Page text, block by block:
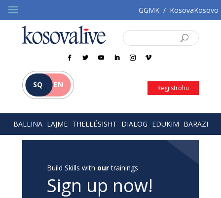
GGMK / KosovaKosovo
SQ EN Regjistrohu
BALLINA LAJME THELLËSISHT DIALOG EDUKIM BARAZI
Build Skills with ourtrainings
Sign up now!